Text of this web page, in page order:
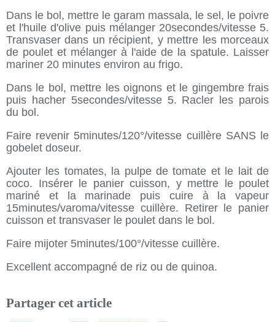
Dans le bol, mettre le garam massala, le sel, le poivre
et l'huile d'olive puis mélanger 20secondes/vitesse 5.
Transvaser dans un récipient, y mettre les morceaux
de poulet et mélanger à l'aide de la spatule. Laisser
mariner 20 minutes environ au frigo.
Dans le bol, mettre les oignons et le gingembre frais
puis hacher 5secondes/vitesse 5. Racler les parois
du bol.
Faire revenir 5minutes/120°/vitesse cuillère SANS le
gobelet doseur.
Ajouter les tomates, la pulpe de tomate et le lait de
coco. Insérer le panier cuisson, y mettre le poulet
mariné et la marinade puis cuire à la vapeur
15minutes/varoma/vitesse cuillère. Retirer le panier
cuisson et transvaser le poulet dans le bol.
Faire mijoter 5minutes/100°/vitesse cuillère.
Excellent accompagné de riz ou de quinoa.
Partager cet article